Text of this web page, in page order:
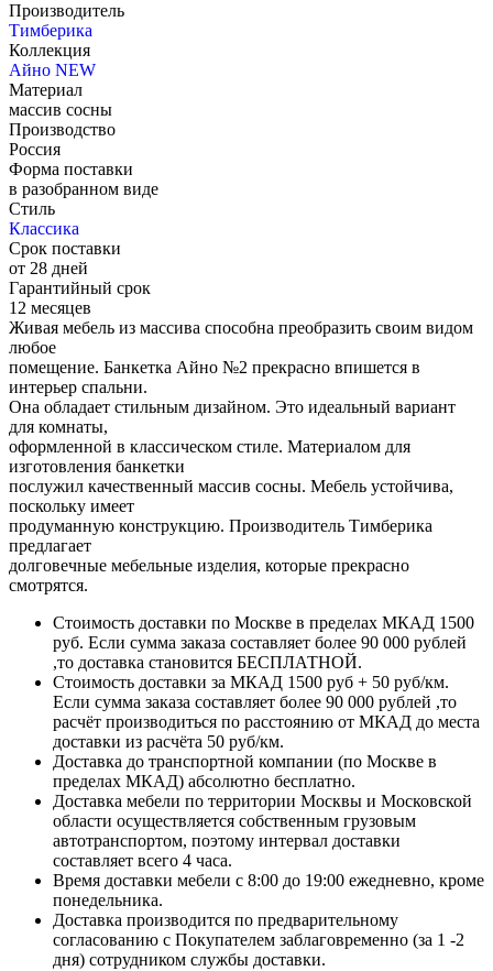
Производитель
Тимберика
Коллекция
Айно NEW
Материал
массив сосны
Производство
Россия
Форма поставки
в разобранном виде
Стиль
Классика
Срок поставки
от 28 дней
Гарантийный срок
12 месяцев
Живая мебель из массива способна преобразить своим видом
любое
помещение. Банкетка Айно №2 прекрасно впишется в
интерьер спальни.
Она обладает стильным дизайном. Это идеальный вариант
для комнаты,
оформленной в классическом стиле. Материалом для
изготовления банкетки
послужил качественный массив сосны. Мебель устойчива,
поскольку имеет
продуманную конструкцию. Производитель Тимберика
предлагает
долговечные мебельные изделия, которые прекрасно
смотрятся.
Стоимость доставки по Москве в пределах МКАД 1500
руб. Если сумма заказа составляет более 90 000 рублей
,то доставка становится БЕСПЛАТНОЙ.
Стоимость доставки за МКАД 1500 руб + 50 руб/км.
Если сумма заказа составляет более 90 000 рублей ,то
расчёт производиться по расстоянию от МКАД до места
доставки из расчёта 50 руб/км.
Доставка до транспортной компании (по Москве в
пределах МКАД) абсолютно бесплатно.
Доставка мебели по территории Москвы и Московской
области осуществляется собственным грузовым
автотранспортом, поэтому интервал доставки
составляет всего 4 часа.
Время доставки мебели с 8:00 до 19:00 ежедневно, кроме
понедельника.
Доставка производится по предварительному
согласованию с Покупателем заблаговременно (за 1 -2
дня) сотрудником службы доставки.